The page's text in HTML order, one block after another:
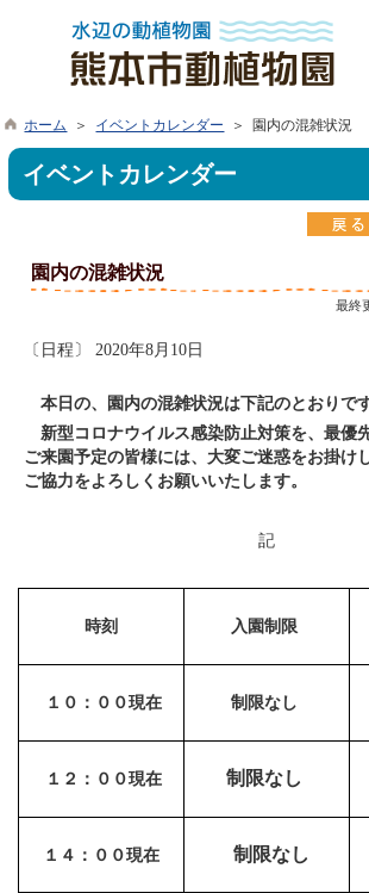
ホーム ＞ イベントカレンダー ＞ 園内の混雑状況
イベントカレンダー
園内の混雑状況
最終
〔日程〕 2020年8月10日
本日の、園内の混雑状況は下記のとおりです
新型コロナウイルス感染防止対策を、最優
ご来園予定の皆様には、大変ご迷惑をお掛け
ご協力をよろしくお願いいたします。
記
時刻 入園制限
１０：００現在 制限なし
１２：００現在 制限なし
１４：００現在 制限なし